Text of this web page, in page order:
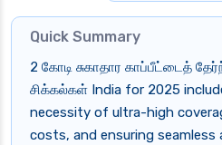
Quick Summary
2 கோடி சுகாதார காப்பீட்டைத்
சிக்கல்கள் India for 2025
necessity of ultra-high
costs, and ensuring seamless